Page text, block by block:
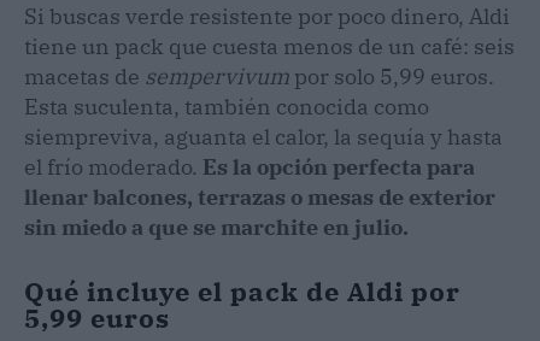
Si buscas verde resistente por poco dinero, Aldi
tiene un pack que cuesta menos de un café: seis
macetas de sempervivum por solo 5,99 euros.
Esta suculenta, también conocida como
siempreviva, aguanta el calor, la sequía y hasta
el frío moderado. Es la opción perfecta para
llenar balcones, terrazas o mesas de exterior
sin miedo a que se marchite en julio.
Qué incluye el pack de Aldi por
5,99 euros